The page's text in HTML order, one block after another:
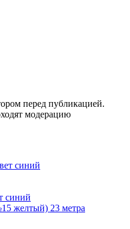
перед публикацией.
модерацию
синий